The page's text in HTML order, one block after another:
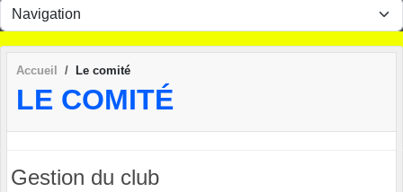
Accueil Le comité
LE COMITÉ
Gestion du club